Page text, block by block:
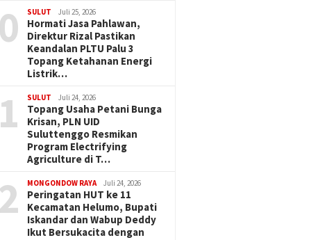
SULUT Juli 25, 2026
Hormati Jasa Pahlawan,
Direktur Rizal Pastikan
Keandalan PLTU Palu 3
Topang Ketahanan Energi
Listrik…
SULUT Juli 24, 2026
Topang Usaha Petani Bunga
Krisan, PLN UID
Suluttenggo Resmikan
Program Electrifying
Agriculture di T…
MONGONDOW RAYA Juli 24, 2026
Peringatan HUT ke 11
Kecamatan Helumo, Bupati
Iskandar dan Wabup Deddy
Ikut Bersukacita dengan